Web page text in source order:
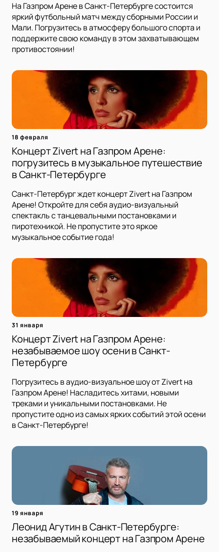
На Газпром Арене в Санкт-Петербурге состоится
яркий футбольный матч между сборными России и
Мали. Погрузитесь в атмосферу большого спорта и
поддержите свою команду в этом захватывающем
противостоянии!
18 февраля
Концерт Zivert на Газпром Арене:
погрузитесь в музыкальное путешествие
в Санкт-Петербурге
Санкт-Петербург ждет концерт Zivert на Газпром
Арене! Откройте для себя аудио-визуальный
спектакль с танцевальными постановками и
пиротехникой. Не пропустите это яркое
музыкальное событие года!
31 января
Концерт Zivert на Газпром Арене:
незабываемое шоу осени в Санкт-
Петербурге
Погрузитесь в аудио-визуальное шоу от Zivert на
Газпром Арене! Насладитесь хитами, новыми
треками и уникальными постановками. Не
пропустите одно из самых ярких событий этой осени
в Санкт-Петербурге!
19 января
Леонид Агутин в Санкт-Петербурге:
незабываемый концерт на Газпром Арене